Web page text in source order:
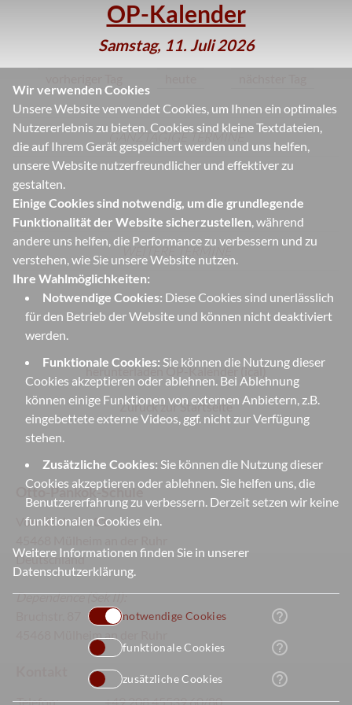
Wir verwenden Cookies
Unsere Website verwendet Cookies, um Ihnen ein optimales
Nutzererlebnis zu bieten. Cookies sind kleine Textdateien,
die auf Ihrem Gerät gespeichert werden und uns helfen,
unsere Website nutzerfreundlicher und effektiver zu
gestalten.
Einige Cookies sind notwendig, um die grundlegende
Funktionalität der Website sicherzustellen, während
andere uns helfen, die Performance zu verbessern und zu
verstehen, wie Sie unsere Website nutzen.
Ihre Wahlmöglichkeiten:
Notwendige Cookies: Diese Cookies sind unerlässlich
für den Betrieb der Website und können nicht deaktiviert
werden.
Funktionale Cookies: Sie können die Nutzung dieser
Cookies akzeptieren oder ablehnen. Bei Ablehnung
können einige Funktionen von externen Anbietern, z.B.
eingebettete externe Videos, ggf. nicht zur Verfügung
stehen.
Zusätzliche Cookies: Sie können die Nutzung dieser
Cookies akzeptieren oder ablehnen. Sie helfen uns, die
Benutzererfahrung zu verbessern. Derzeit setzen wir keine
funktionalen Cookies ein.
Weitere Informationen finden Sie in unserer
Datenschutzerklärung.
notwendige Cookies help_outline
funktionale Cookies help_outline
zusätzliche Cookies help_outline
OP-Kalender
Samstag, 11. Juli 2026
GANZTÄGIGE TERMINE
WEITERE TERMINE
herunterladen OP-Kalender (ical)
Zurück zur Startseite
Otto-Pankok-Schule
Von-Bock-Str. 81
Deutschland
Dependence(Sek II):
Telefon:
+49 208 45539 60/80